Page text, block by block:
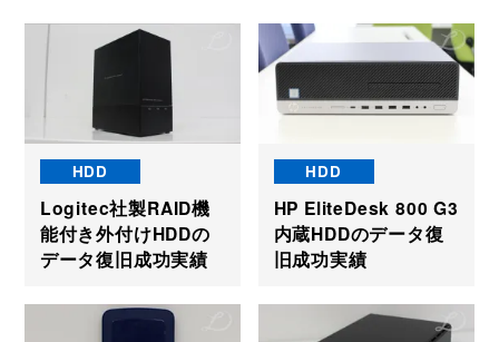
HDD
Logitec社製RAID機
能付き外付けHDDの
データ復旧成功実績
HDD
HP EliteDesk 800 G3
内蔵HDDのデータ復
旧成功実績